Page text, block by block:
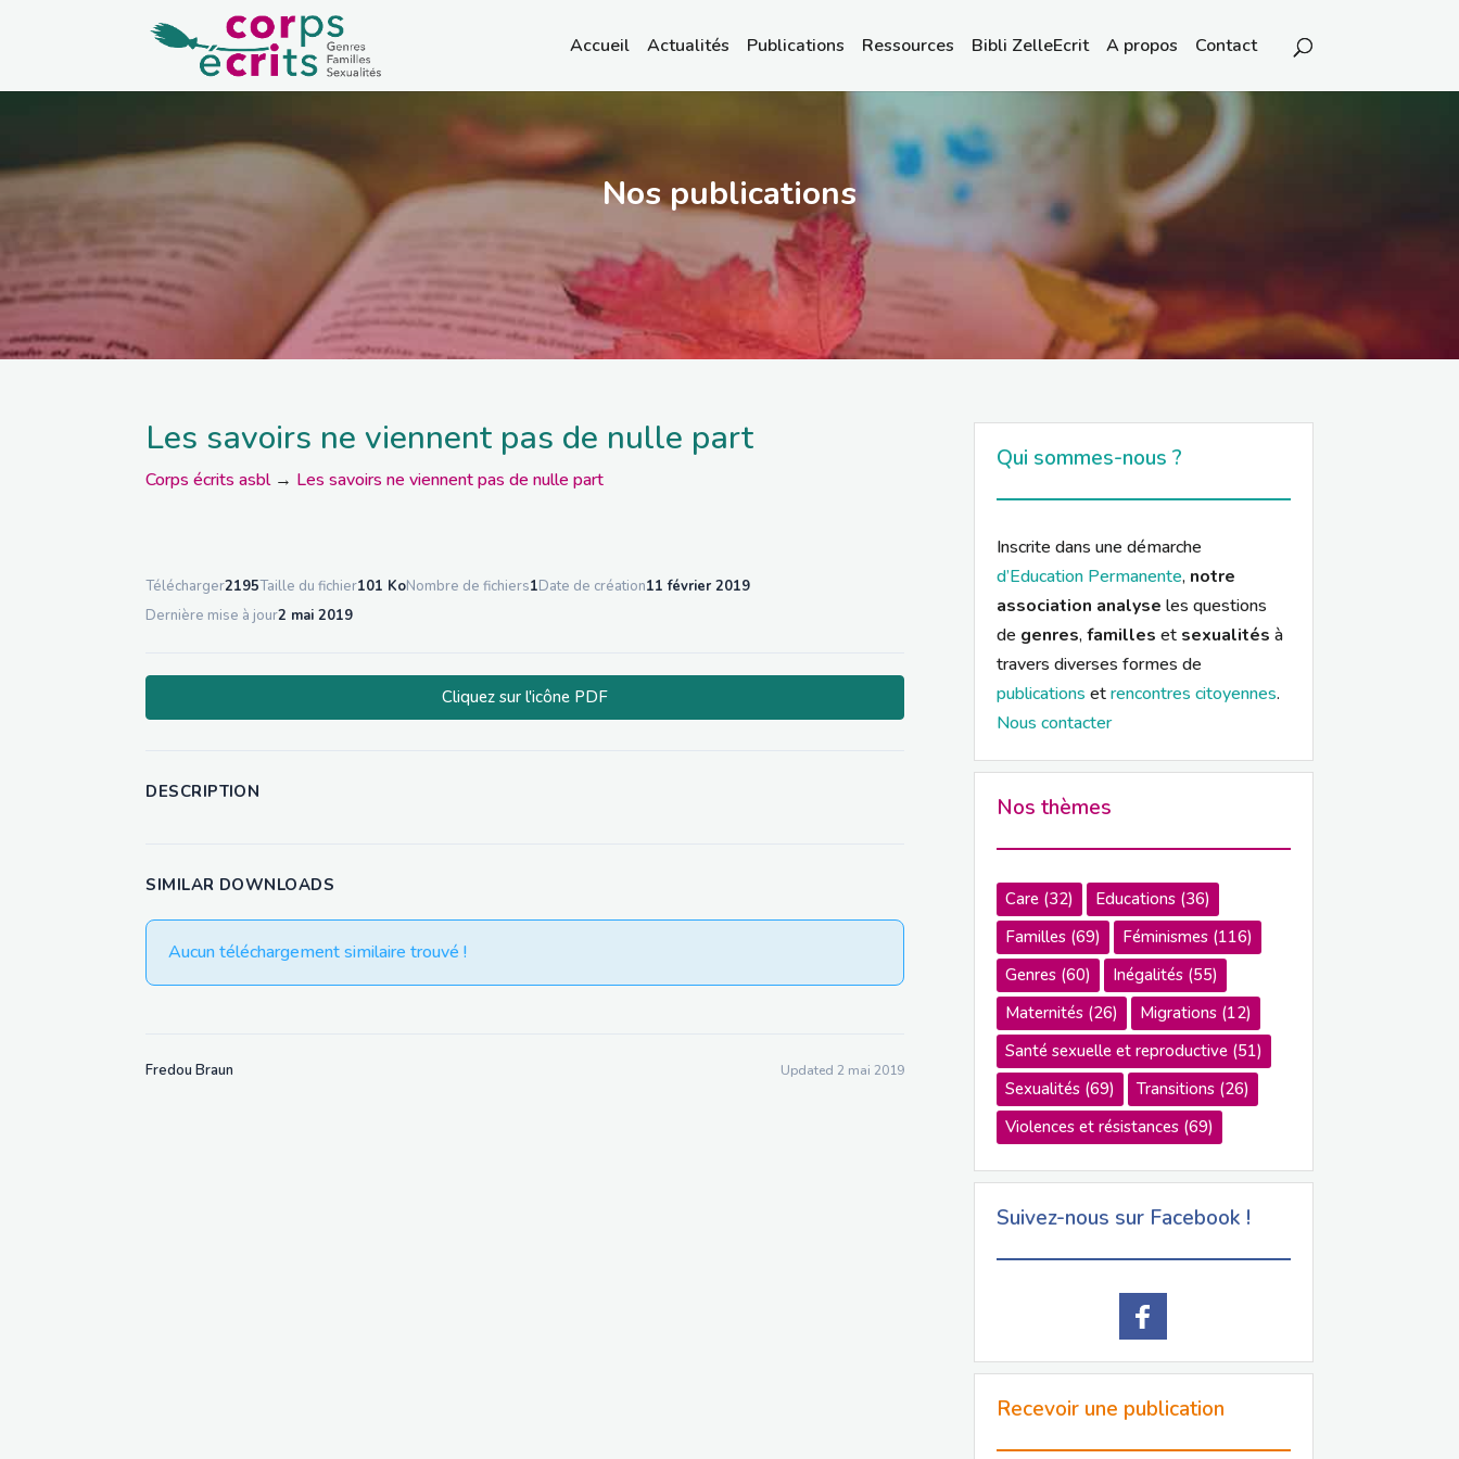
Accueil Actualités Publications Ressources Bibli ZelleEcrit A propos Contact
Nos publications
Les savoirs ne viennent pas de nulle part
Corps écrits asbl→ Les savoirs ne viennent pas de nulle part
Télécharger2195Taille du fichier101 KoNombre de fichiers1Date de création11 février 2019
Dernière mise à jour2 mai 2019
Cliquez sur l'icône PDF
DESCRIPTION
SIMILAR DOWNLOADS
Aucun téléchargement similaire trouvé !
Fredou Braun Updated 2 mai 2019
Qui sommes-nous ?
Inscrite dans une démarche
d’Education Permanente, notre
association analyse les questions
de genres,familles et sexualités à
travers diverses formes de
publications etrencontres citoyennes.
Nous contacter
Nos thèmes
Care (32) Educations (36)
Familles (69) Féminismes (116)
Genres (60) Inégalités (55)
Maternités (26) Migrations (12)
Santé sexuelle et reproductive (51)
Sexualités (69) Transitions (26)
Violences et résistances (69)
Suivez-nous sur Facebook !
Recevoir une publication